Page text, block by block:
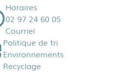
Horaires
02 97 24 60 05
Courriel
Politique de tri
Environnements
Recyclage